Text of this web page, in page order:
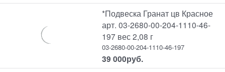
*Подвеска Гранат цв Красное
арт. 03-2680-00-204-1110-46-
197 вес 2,08 г
03-2680-00-204-1110-46-197
39 000руб.